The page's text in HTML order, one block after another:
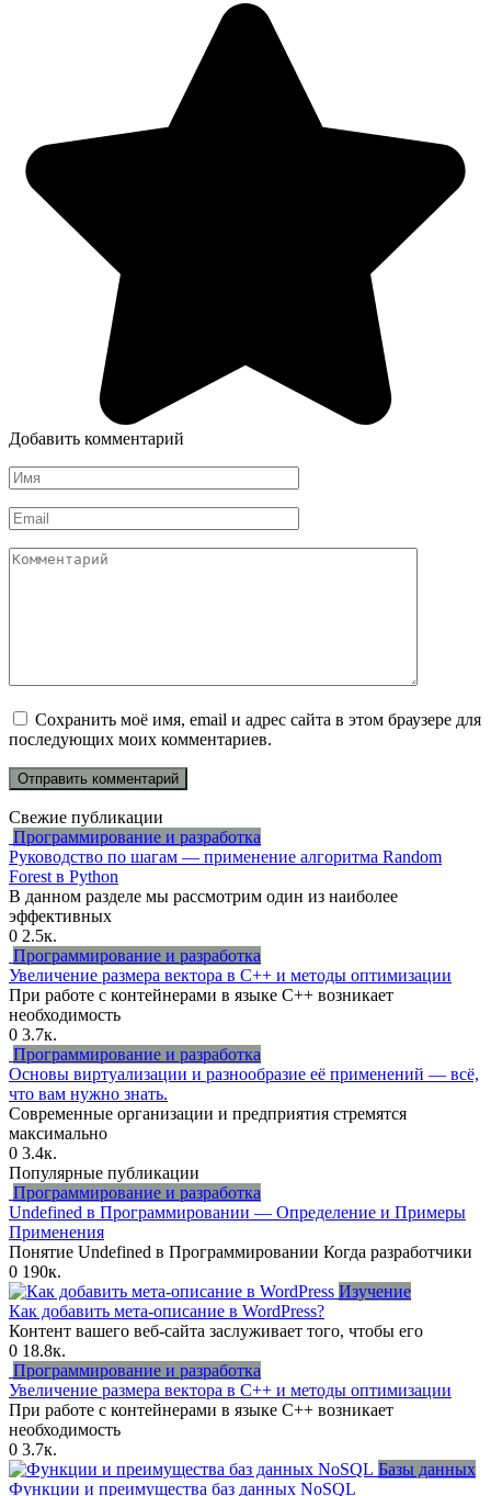
Добавить комментарий
Имя
*
Email
*
Комментарий
Сохранить моё имя, email и адрес сайта в этом браузере для
последующих моих комментариев.
Свежие публикации
Программирование и разработка
Руководство по шагам — применение алгоритма Random
Forest в Python
В данном разделе мы рассмотрим один из наиболее
эффективных
0 2.5к.
Программирование и разработка
Увеличение размера вектора в C++ и методы оптимизации
При работе с контейнерами в языке C++ возникает
необходимость
0 3.7к.
Программирование и разработка
Основы виртуализации и разнообразие её применений — всё,
что вам нужно знать.
Современные организации и предприятия стремятся
максимально
0 3.4к.
Популярные публикации
Программирование и разработка
Undefined в Программировании — Определение и Примеры
Применения
Понятие Undefined в Программировании Когда разработчики
0 190к.
Изучение
Как добавить мета-описание в WordPress?
Контент вашего веб-сайта заслуживает того, чтобы его
0 18.8к.
Программирование и разработка
Увеличение размера вектора в C++ и методы оптимизации
При работе с контейнерами в языке C++ возникает
необходимость
0 3.7к.
Базы данных
Функции и преимущества баз данных NoSQL